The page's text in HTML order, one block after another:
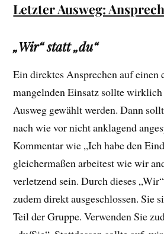
Letzter Ausweg:
„Wir“ statt „du“
Ein direktes Ansprechen auf einen
mangelnden Einsatz sollte
Ausweg gewählt werden. Dann
nach wie vor nicht anklagend
Kommentar wie „Ich habe den
gleichermaßen arbeitest wie wir
verletzend sein. Durch dieses
zudem direkt ausgeschlossen. Sie
Teil der Gruppe. Verwenden Sie